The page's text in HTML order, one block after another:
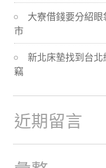
大寮借錢要分紹
市
新北床墊找到台
竊
近期留言